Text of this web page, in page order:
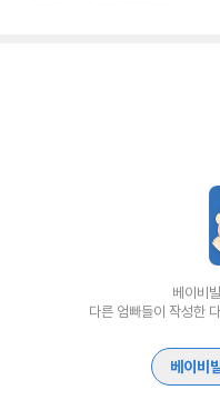
베이비
다른 엄빠들이 작성한
베이비